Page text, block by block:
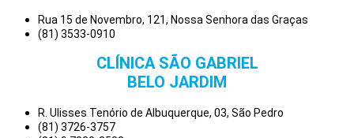
Rua 15 de Novembro, 121, Nossa Senhora das Graças
(81) 3533-0910
CLÍNICA SÃO GABRIEL
BELO JARDIM
R. Ulisses Tenório de Albuquerque, 03, São Pedro
(81) 3726-3757